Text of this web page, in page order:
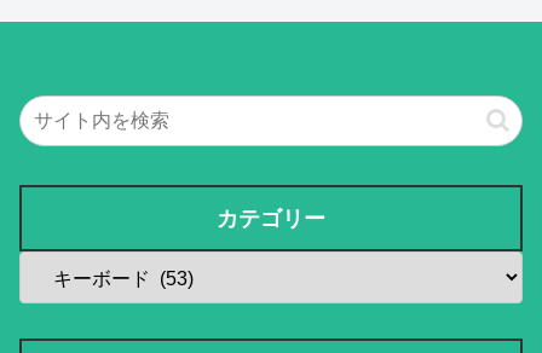
カテゴリー